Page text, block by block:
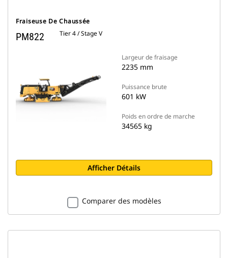
Fraiseuse De Chaussée
PM822 Tier 4 / Stage V
Largeur de fraisage
2235 mm
Puissance brute
601 kW
Poids en ordre de marche
34565 kg
Afficher Détails
Comparer des modèles